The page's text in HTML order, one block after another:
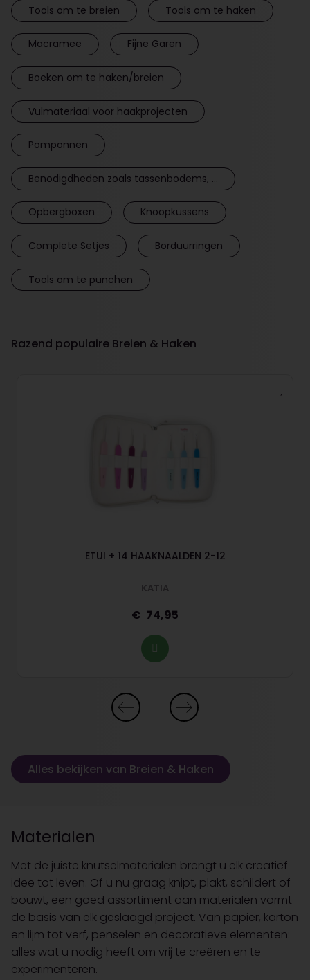
Tools om te breien Tools om te haken
Macramee Fijne Garen
Boeken om te haken/breien
Vulmateriaal voor haakprojecten
Pomponnen
Benodigdheden zoals tassenbodems, ...
Opbergboxen Knoopkussens
Complete Setjes Borduurringen
Tools om te punchen
Razend populaire Breien & Haken
ETUI + 14 HAAKNAALDEN 2-12
KATIA
74,95
Alles bekijken van Breien & Haken
Materialen
Met de juiste knutselmaterialen brengt u elk creatief
idee tot leven. Of u nu graag knipt, plakt, schildert of
bouwt, een goed assortiment aan materialen vormt
de basis van elk geslaagd project. Van papier, karton
en lijm tot verf, penselen en decoratieve elementen:
alles wat u nodig heeft om vrij te creëren en te
experimenteren.